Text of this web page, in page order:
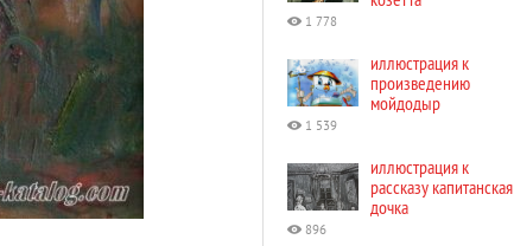
1 778
иллюстрация к
произведению
мойдодыр
1 539
иллюстрация к
рассказу капитанская
дочка
896